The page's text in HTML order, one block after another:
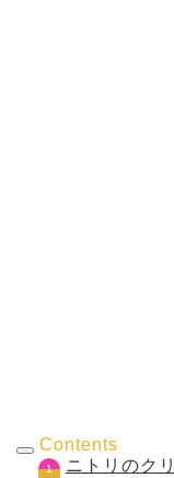
Contents
ニトリのク